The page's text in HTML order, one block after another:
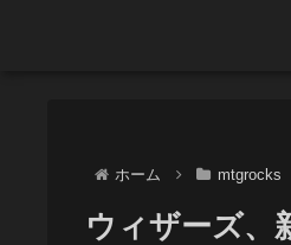
ホーム mtgrocks
ウィザーズ